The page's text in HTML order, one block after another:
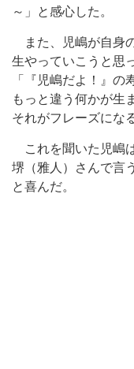
～」と感心した。
また、児嶋が自身
生やっていこうと思
「『児嶋だよ！』
もっと違う何かが生
それがフレーズにな
これを聞いた児嶋
堺（雅人）さんで言
と喜んだ。